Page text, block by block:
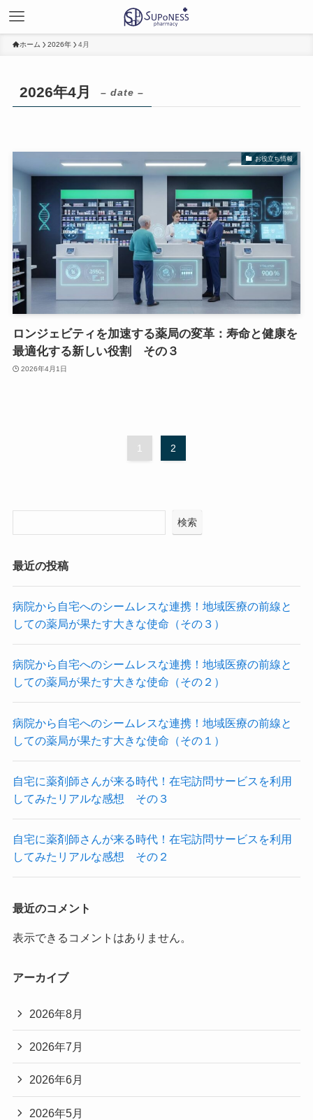
ホーム 2026年 4月
2026年4月 – date –
お役立ち情報
ロンジェビティを加速する薬局の変革：寿命と健康を
最適化する新しい役割 その３
2026年4月1日
1 2
検索
最近の投稿
病院から自宅へのシームレスな連携！地域医療の前線と
しての薬局が果たす大きな使命（その３）
病院から自宅へのシームレスな連携！地域医療の前線と
しての薬局が果たす大きな使命（その２）
病院から自宅へのシームレスな連携！地域医療の前線と
しての薬局が果たす大きな使命（その１）
自宅に薬剤師さんが来る時代！在宅訪問サービスを利用
してみたリアルな感想 その３
自宅に薬剤師さんが来る時代！在宅訪問サービスを利用
してみたリアルな感想 その２
最近のコメント
表示できるコメントはありません。
アーカイブ
2026年8月
2026年7月
2026年6月
2026年5月